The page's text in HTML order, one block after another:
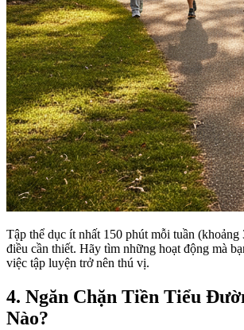
Tập thể dục ít nhất 150 phút mỗi tuần (khoảng
điều cần thiết. Hãy tìm những hoạt động mà
việc tập luyện trở nên thú vị.
4. Ngăn Chặn Tiền Tiểu
Nào?